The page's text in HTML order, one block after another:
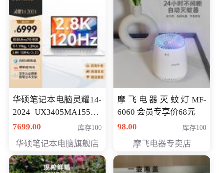
华硕笔记本电脑灵耀14-
2024 UX3405MA155夜
空蓝 oled 智慧轻薄本 会
7699.00 库存100
华硕笔记本电脑旗舰店
摩飞电器灭蚊灯MF-
6060 会员专享价68元
98.00
库存100
摩飞电器专卖店